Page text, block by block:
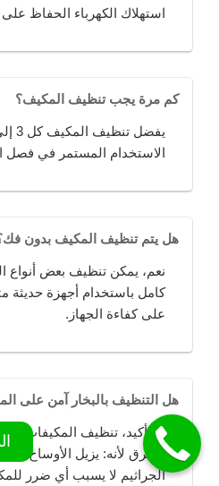
استهلاك الكهرباء الحفاظ على
كم مرة يجب تنظيف المكيف؟
الاستخدام المستمر في فصل
هل يتم تنظيف المكيف بدون
نعم، يمكن تنظيف بعض أنواع
كامل باستخدام أجهزة حديثة
على كفاءة الجهاز.
هل التنظيف بالبخار آمن على
بالتأكيد، تنظيف المكيفات
الطرق لأنه: يزيل الأوساخ
الجراثيم لا يسبب أي ضرر